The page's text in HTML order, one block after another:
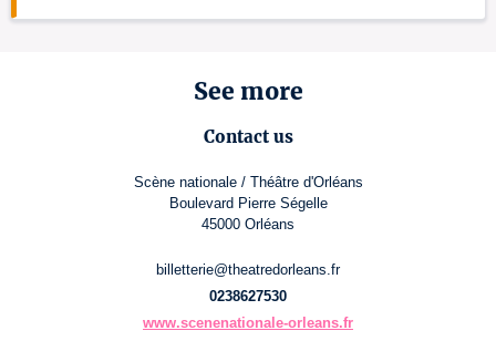
See more
Contact us
Scène nationale / Théâtre d'Orléans
Boulevard Pierre Ségelle
45000 Orléans
billetterie@theatredorleans.fr
0238627530
www.scenenationale-orleans.fr